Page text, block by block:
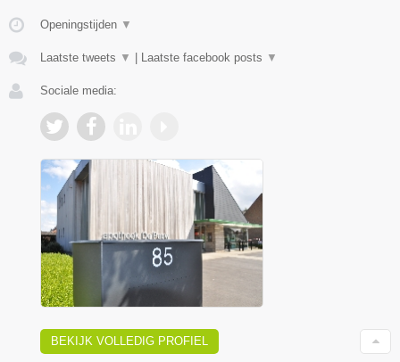
Openingstijden ▼
Laatste tweets ▼ Laatste facebook posts ▼
Sociale media:
BEKIJK VOLLEDIG PROFIEL